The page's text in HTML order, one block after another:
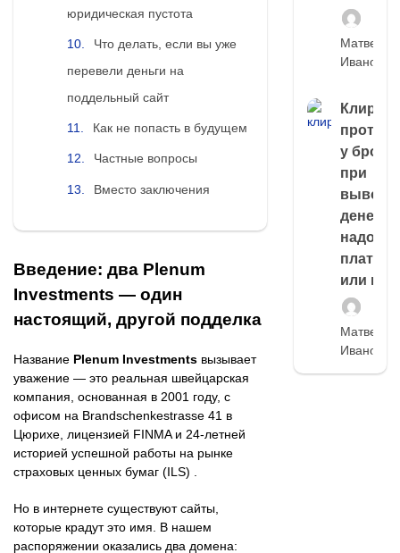
юридическая пустота
Что делать, если вы уже
перевели деньги на
поддельный сайт
Как не попасть в будущем
Частные вопросы
Вместо заключения
Введение: два Plenum
Investments — один
настоящий, другой подделка
Название Plenum Investments вызывает
уважение — это реальная швейцарская
компания, основанная в 2001 году, с
офисом на Brandschenkestrasse 41 в
Цюрихе, лицензией FINMA и 24-летней
историей успешной работы на рынке
страховых ценных бумаг (ILS) .
Но в интернете существуют сайты,
которые крадут это имя. В нашем
распоряжении оказались два домена:
Матвей
Иванов
Клиринг
у
при
выводе
денег,
надо
платить
или
Матвей
Иванов